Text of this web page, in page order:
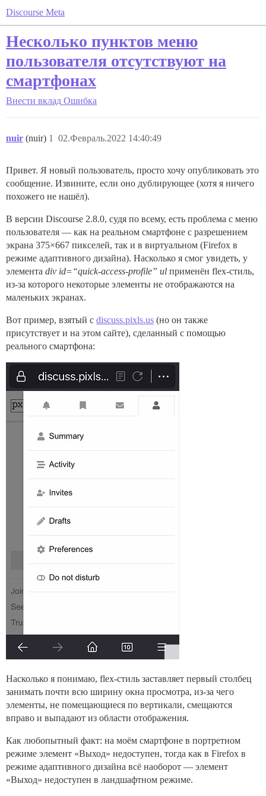
Discourse Meta
Несколько пунктов меню
пользователя отсутствуют на
смартфонах
Внести вклад Ошибка
nuir (nuir) 02.Февраль.2022 14:40:49
1
Привет. Я новый пользователь, просто хочу опубликовать это
сообщение. Извините, если оно дублирующее (хотя я ничего
похожего не нашёл).
В версии Discourse 2.8.0, судя по всему, есть проблема с меню
пользователя — как на реальном смартфоне с разрешением
экрана 375×667 пикселей, так и в виртуальном (Firefox в
режиме адаптивного дизайна). Насколько я смог увидеть, у
элемента div id=“quick-access-profile” ul применён flex-стиль,
из-за которого некоторые элементы не отображаются на
маленьких экранах.
Вот пример, взятый с discuss.pixls.us (но он также
присутствует и на этом сайте), сделанный с помощью
реального смартфона:
Насколько я понимаю, flex-стиль заставляет первый столбец
занимать почти всю ширину окна просмотра, из-за чего
элементы, не помещающиеся по вертикали, смещаются
вправо и выпадают из области отображения.
Как любопытный факт: на моём смартфоне в портретном
режиме элемент «Выход» недоступен, тогда как в Firefox в
режиме адаптивного дизайна всё наоборот — элемент
«Выход» недоступен в ландшафтном режиме.